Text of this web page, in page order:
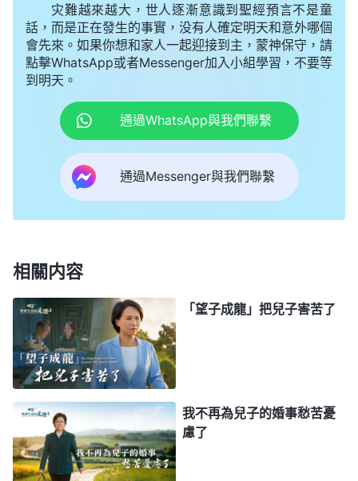
兒女、教育兒女是人的責任，但人盡到責任了嗎？你
看神作的每一件事情都到位，都能作到讓人類在神的
主宰安排之下走正路，能生活在神的引導之下，神作
的哪一步、哪一件事情都不空洞、都實際。
卷七 關于追求
真理・怎樣追求真理（二十五）》
在一個人一生中所擔負的責任除了生産與撫養之外，
無非就是在形式上給一個人提供了成長的環境罷了，
因為任何人的命運只與造物主的命定有關，一個人有
怎樣的未來不是任何人能左右得了的，而是早已命定
運而言，每個人都是獨立的，每個人都有各自的命
絲毫的攔阻，而對于一個人此生所扮演的角色也絲毫
不會起到推波助瀾的作用。可以説，一個人無論被命
定生在什麽家庭，在何環境下長大，都只是其完成此
生使命的前提，絲毫不能决定一個人一生的命運，也
絲毫不能决定一個人在怎樣的命運中完成其使命。所
以，没有任何父母能幫助一個人完成此生的使命，也
没有任何親人能協助一個人擔任好此生的角色。一個
灾難越來越大，世人逐漸意識到聖經預言不是童
話，而是正在發生的事實，没有人確定明天和意外哪個
會先來。如果你想和家人一起迎接到主，蒙神保守，請
點擊WhatsApp或者Messenger加入小組學習，不要等
到明天。
通過WhatsApp與我們聯繫
通過Messenger與我們聯繫
相關内容
「望子成龍」把兒子害苦了
我不再為兒子的婚事愁苦憂
慮了